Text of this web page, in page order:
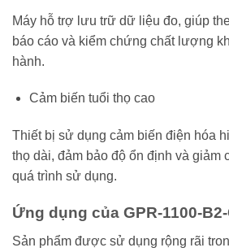
Máy hỗ trợ lưu trữ dữ liệu đo, giúp
báo cáo và kiểm chứng chất lượng
hành.
Cảm biến tuổi thọ cao
Thiết bị sử dụng cảm biến điện hóa
thọ dài, đảm bảo độ ổn định và giảm
quá trình sử dụng.
Ứng dụng của GPR-1100-
Sản phẩm được sử dụng rộng rãi